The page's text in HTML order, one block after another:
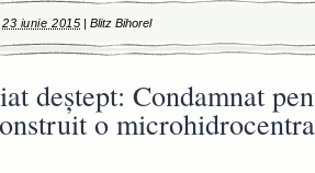
23 iunie 2015 |Blitz Bihorel
deştept: Condamnat
o